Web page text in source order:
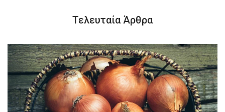
Τελευταία Άρθρα